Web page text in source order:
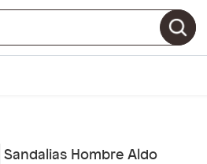
Sandalias Hombre Aldo